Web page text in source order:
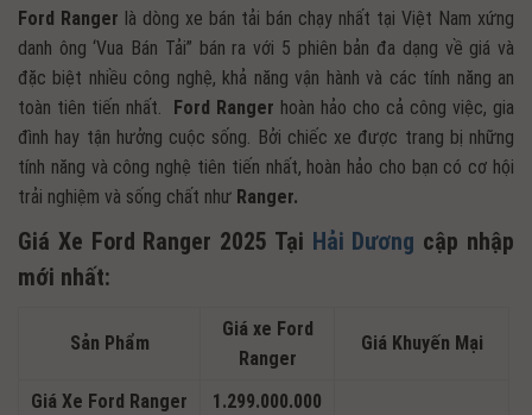
Ford Ranger là dòng xe bán tải bán chạy nhất tại Việt Nam xứng
danh ông ‘Vua Bán Tải” bán ra với 5 phiên bản đa dạng về giá và
đặc biệt nhiều công nghệ, khả năng vận hành và các tính năng an
toàn tiên tiến nhất.
Ford Ranger hoàn hảo cho cả công việc, gia
đình hay tận hưởng cuộc sống. Bởi chiếc xe được trang bị những
tính năng và công nghệ tiên tiến nhất, hoàn hảo cho bạn có cơ hội
trải nghiệm và sống chất như Ranger.
Giá Xe Ford Ranger 2025 Tại Hải Dương cập nhập
mới nhất:
Sản Phẩm
Giá xe Ford
Ranger
Giá Khuyến Mại
Giá Xe Ford Ranger
1.299.000.000